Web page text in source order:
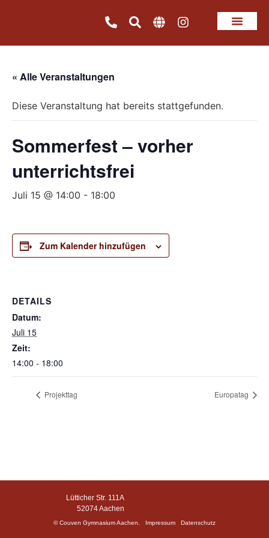
« Alle Veranstaltungen
Diese Veranstaltung hat bereits stattgefunden.
Sommerfest – vorher
unterrichtsfrei
Juli 15 @ 14:00 - 18:00
Zum Kalender hinzufügen
DETAILS
Datum:
Juli 15
Zeit:
14:00 - 18:00
Projekttag Europatag
Lütticher Str. 111A
52074 Aachen
© Couven Gymnasium Aachen. Impressum Datenschutz